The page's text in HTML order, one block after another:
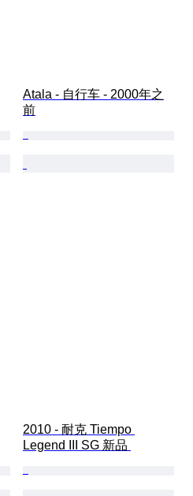
Atala - 自行车 - 2000年之
前
2010 - 耐克 Tiempo
Legend III SG 新品